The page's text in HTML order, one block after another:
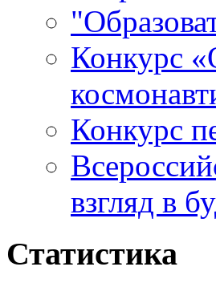
Конкурс
Конкурс
взгляд в
Статистика